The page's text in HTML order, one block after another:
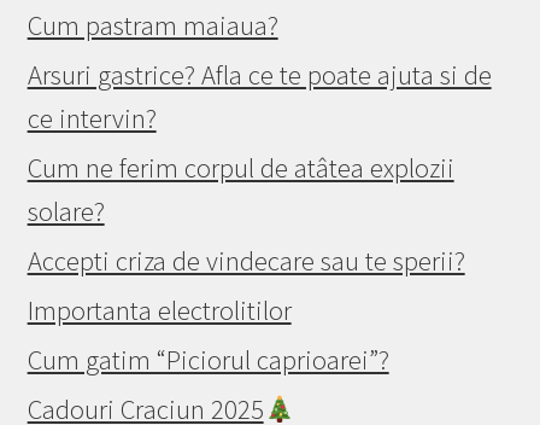
Cum pastram maiaua?
Arsuri gastrice? Afla ce te poate ajuta si de
ce intervin?
Cum ne ferim corpul de atâtea explozii
solare?
Accepti criza de vindecare sau te sperii?
Importanta electrolitilor
Cum gatim “Piciorul caprioarei”?
Cadouri Craciun 2025